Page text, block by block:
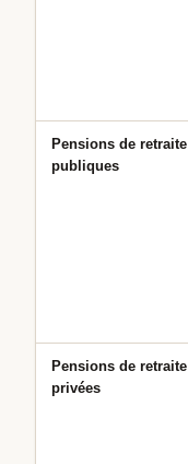
Pensions de retraite
publiques
Pensions de retraite
privées